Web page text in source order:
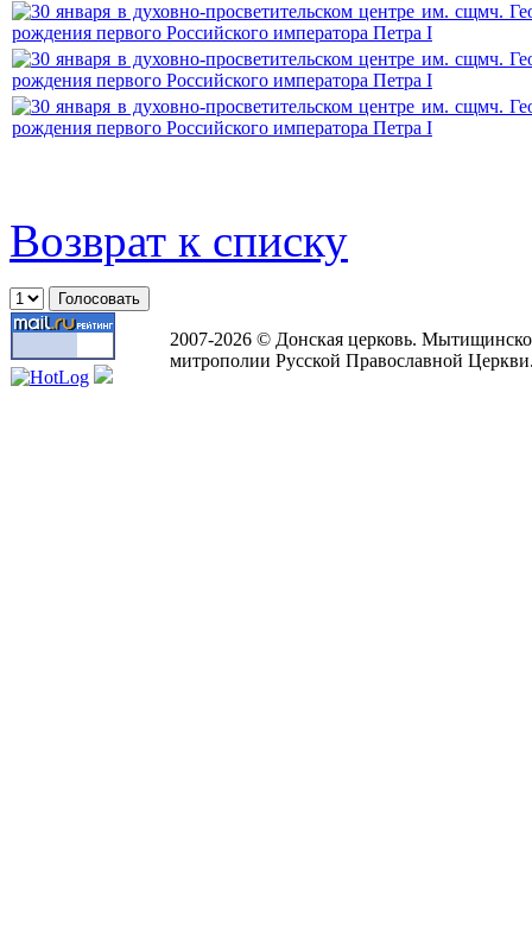
Возврат к списку
2007-2026 © Донская церковь.
митрополии Русской Православной